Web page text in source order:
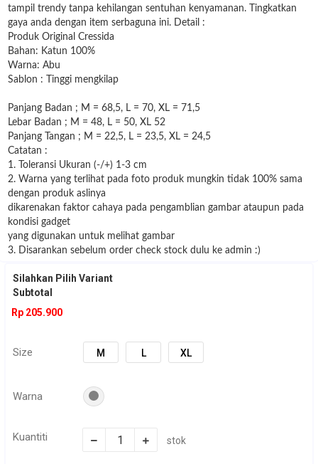
tampil trendy tanpa kehilangan sentuhan kenyamanan. Tingkatkan
gaya anda dengan item serbaguna ini. Detail :
Produk Original Cressida
Bahan: Katun 100%
Warna: Abu
Sablon : Tinggi mengkilap
Panjang Badan ; M = 68,5, L = 70, XL = 71,5
Lebar Badan ; M = 48, L = 50, XL 52
Panjang Tangan ; M = 22,5, L = 23,5, XL = 24,5
Catatan :
1. Toleransi Ukuran (-/+) 1-3 cm
2. Warna yang terlihat pada foto produk mungkin tidak 100% sama
dengan produk aslinya
dikarenakan faktor cahaya pada pengamblian gambar ataupun pada
kondisi gadget
yang digunakan untuk melihat gambar
3. Disarankan sebelum order check stock dulu ke admin :)
Silahkan Pilih Variant
Subtotal
Rp 205.900
Size M L XL
Warna
Kuantiti stok